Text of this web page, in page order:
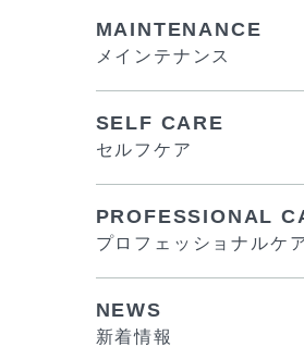
MAINTENANCE
メインテナンス
SELF CARE
セルフケア
PROFESSIONAL
プロフェッショナルケ
NEWS
新着情報